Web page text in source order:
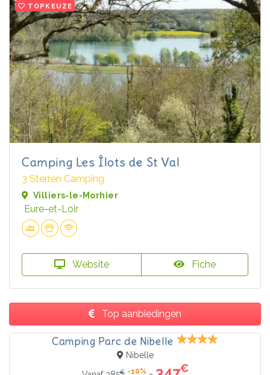
TOPKEUZE
Camping Les Îlots de St Val
3 Sterren Camping
Villiers-le-Morhier
Eure-et-Loir
Website Fiche
Top aanbiedingen
Camping Parc de Nibelle
Nibelle
€ -10% €